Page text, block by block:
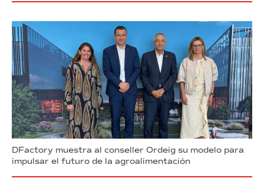
DFactory muestra al conseller Ordeig su modelo para
impulsar el futuro de la agroalimentación